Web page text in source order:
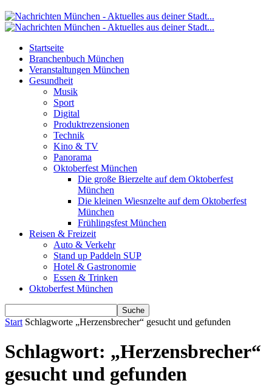
Startseite
Branchenbuch München
Veranstaltungen München
Gesundheit
Musik
Sport
Digital
Produktrezensionen
Technik
Kino & TV
Panorama
Oktoberfest München
Die große Bierzelte auf dem Oktoberfest
München
Die kleinen Wiesnzelte auf dem Oktoberfest
München
Frühlingsfest München
Reisen & Freizeit
Auto & Verkehr
Stand up Paddeln SUP
Hotel & Gastronomie
Essen & Trinken
Oktoberfest München
Start Schlagworte „Herzensbrecher“ gesucht und gefunden
Schlagwort: „Herzensbrecher“
gesucht und gefunden